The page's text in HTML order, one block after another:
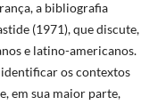
a bibliografia
(1971), que discute,
e latino-americanos.
os contextos
em sua maior parte,